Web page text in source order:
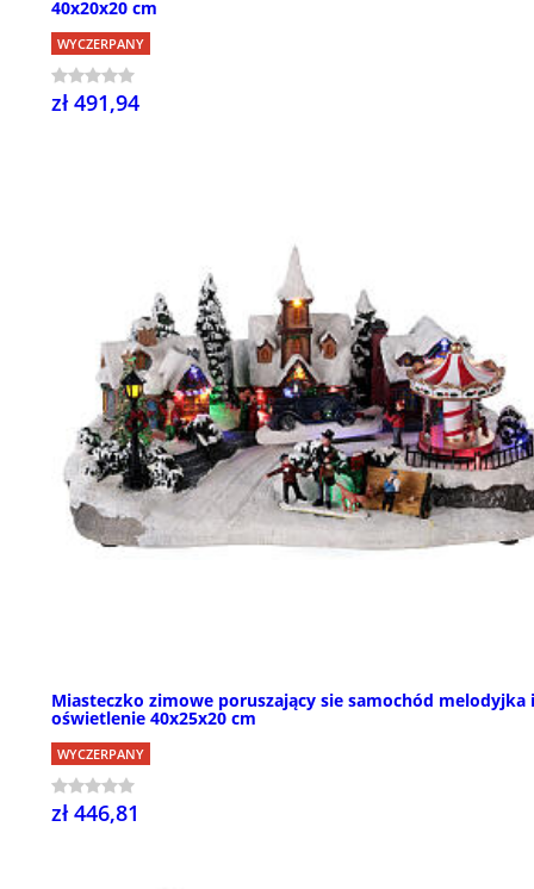
40x20x20 cm
WYCZERPANY
zł 491,94
Miasteczko zimowe poruszający sie samochód melodyjka i
oświetlenie 40x25x20 cm
WYCZERPANY
zł 446,81